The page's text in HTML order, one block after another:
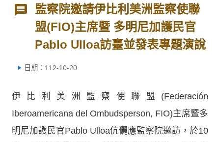
監察院邀請伊比利美洲監察使聯
盟(FIO)主席暨 多明尼加護民官
Pablo Ulloa訪臺並發表專題演說
日期：112-10-20
伊比利美洲監察使聯盟(Federación
Iberoamericana del Ombudsperson, FIO)主席暨多
明尼加護民官Pablo Ulloa伉儷應監察院邀訪，於10